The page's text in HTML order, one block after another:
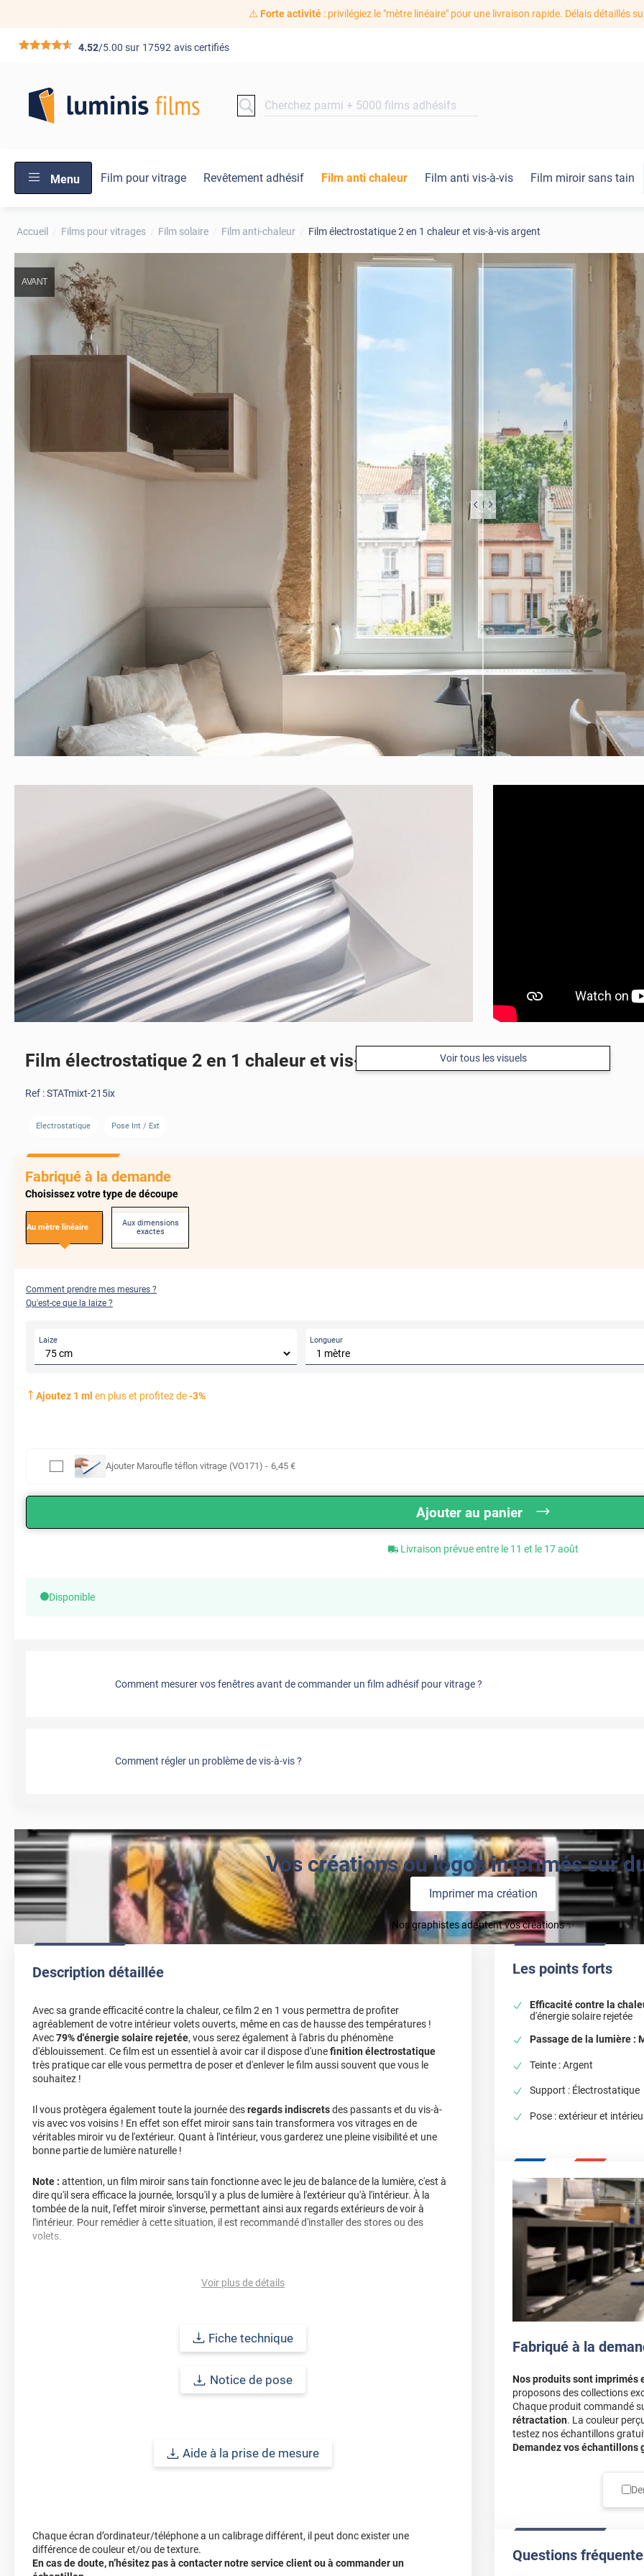
⚠️ Forte activité: privilégiez le "mètre linéaire" pour une livraison rapide. Délais détaillés
*****4.52/5.00 sur 17592 avis certifiés
Menu Film pour vitrage Revêtement adhésif Film anti chaleur Film anti vis-à-vis Film miroir sans tain
Accueil Films pour vitrages Film solaire Film anti-chaleur Film électrostatique 2 en 1 chaleur et vis-à-vis argent
AVANT
Voir tous les visuels
Film électrostatique 2 en 1 chaleur et vis-à-vis argent
Ref :STATmixt-215ix
Electrostatique Pose Int / Ext
Fabriqué à la demande
Choisissez votre type de découpe
Au mètre linéaire
Aux dimensions
exactes
Comment prendre mes mesures ?
Qu'est-ce que la laize ?
Laize Longueur
Ajoutez 1 ml en plus et profitez de-3%
Ajouter Maroufle téflon vitrage (VO171) - 6,45 €
Ajouter au panier
Livraison prévue entre le 11 et le 17 août
Disponible
Comment mesurer vos fenêtres avant de commander un film adhésif pour vitrage ?
Comment régler un problème de vis-à-vis ?
Vos créations ou logos imprimés sur
Imprimer ma création
Nos graphistes adaptent vos créations ✨
Description détaillée
Avec sa grande efficacité contre la chaleur, ce film 2 en 1 vous permettra de profiter
agréablement de votre intérieur volets ouverts, même en cas de hausse des températures !
Avec79% d'énergie solaire rejetée, vous serez également à l'abris du phénomène
d'éblouissement. Ce film est un essentiel à avoir car il dispose d'unefinition électrostatique
très pratique car elle vous permettra de poser et d'enlever le film aussi souvent que vous le
souhaitez !
Il vous protègera également toute la journée desregards indiscretsdes passants et du vis-à-
vis avec vos voisins ! En effet son effet miroir sans tain transformera vos vitrages en de
véritables miroir vu de l'extérieur. Quant à l'intérieur, vous garderez une pleine visibilité et une
bonne partie de lumière naturelle !
Note : attention, un film miroir sans tain fonctionne avec le jeu de balance de la lumière, c'est à
dire qu'il sera efficace la journée, lorsqu'il y a plus de lumière à l'extérieur qu'à l'intérieur. À la
tombée de la nuit, l'effet miroir s'inverse, permettant ainsi aux regards extérieurs de voir à
l'intérieur. Pour remédier à cette situation, il est recommandé d'installer des stores ou des
volets.
toujours du côté du liner de protection. En effet, si vous avez appliqué le film sur la mauvaise
Ce film peut se poser en intérieur ou bien en extérieur.
Voir plus de détails
Fiche technique
Notice de pose
Aide à la prise de mesure
Chaque écran d’ordinateur/téléphone a un calibrage différent, il peut donc exister une
différence de couleur et/ou de texture.
En cas de doute, n’hésitez pas à contacter notre service client ou à commander un
Les points forts
Efficacité contre la
d'énergie solaire rejetée
Passage de la lumière :
Teinte : Argent
Support : Électrostatique
Pose : extérieur et
Fabriqué à la
Nos produits sont imprimés
proposons des collections
Chaque produit commandé
rétractation. La couleur
testez nos échantillons
Demandez vos échantillons
Questions